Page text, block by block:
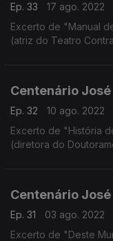
Ep. 33
17 ago. 2022
Excerto de "Manual
(atriz do Teatro
Centenário
Ep. 32
10 ago. 2022
Excerto de "História
(diretora do
Centenário
Ep. 31
03 ago. 2022
Excerto de "Deste